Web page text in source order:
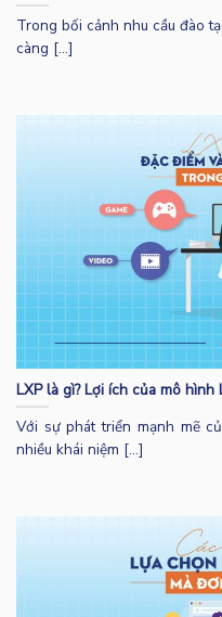
Trong bối cảnh nhu cầu đào
càng [...]
LXP là gì? Lợi ích của mô
Với sự phát triển mạnh mẽ
nhiều khái niệm [...]